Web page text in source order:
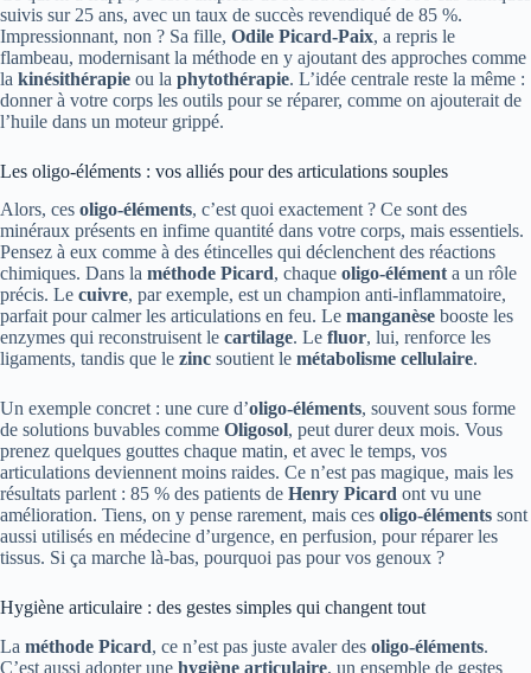
suivis sur 25 ans, avec un taux de succès revendiqué de 85 %.
Impressionnant, non ? Sa fille, Odile Picard-Paix, a repris le
flambeau, modernisant la méthode en y ajoutant des approches comme
la kinésithérapie ou la phytothérapie. L’idée centrale reste la même :
donner à votre corps les outils pour se réparer, comme on ajouterait de
l’huile dans un moteur grippé.
Les oligo-éléments : vos alliés pour des articulations souples
Alors, ces oligo-éléments, c’est quoi exactement ? Ce sont des
minéraux présents en infime quantité dans votre corps, mais essentiels.
Pensez à eux comme à des étincelles qui déclenchent des réactions
chimiques. Dans la méthode Picard, chaque oligo-élémenta un rôle
précis. Le cuivre, par exemple, est un champion anti-inflammatoire,
parfait pour calmer les articulations en feu. Le manganèse booste les
enzymes qui reconstruisent le cartilage. Le fluor, lui, renforce les
ligaments, tandis que le zinc soutient le métabolisme cellulaire.
Un exemple concret : une cure d’oligo-éléments, souvent sous forme
de solutions buvables comme Oligosol, peut durer deux mois. Vous
prenez quelques gouttes chaque matin, et avec le temps, vos
articulations deviennent moins raides. Ce n’est pas magique, mais les
résultats parlent : 85 % des patients de Henry Picard ont vu une
amélioration. Tiens, on y pense rarement, mais ces oligo-éléments sont
aussi utilisés en médecine d’urgence, en perfusion, pour réparer les
tissus. Si ça marche là-bas, pourquoi pas pour vos genoux ?
Hygiène articulaire : des gestes simples qui changent tout
La méthode Picard, ce n’est pas juste avaler des oligo-éléments.
C’est aussi adopter une hygiène articulaire, un ensemble de gestes